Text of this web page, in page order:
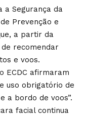
a Segurança da
Prevenção e
a partir da
recomendar
e voos.
ECDC afirmaram
uso obrigatório de
a bordo de voos”.
facial continua